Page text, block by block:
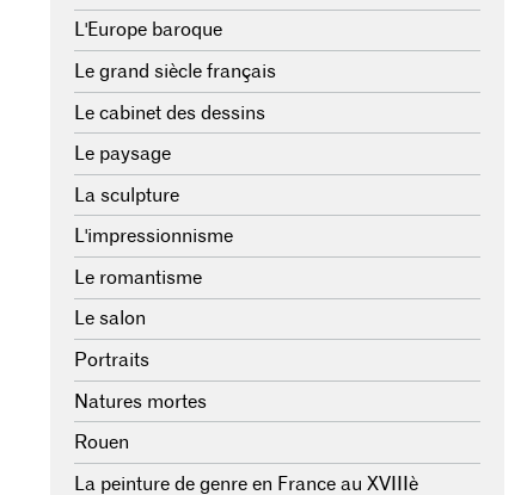
L'Europe baroque
Le grand siècle français
Le cabinet des dessins
Le paysage
La sculpture
L'impressionnisme
Le romantisme
Le salon
Portraits
Natures mortes
Rouen
La peinture de genre en France au XVIIIè